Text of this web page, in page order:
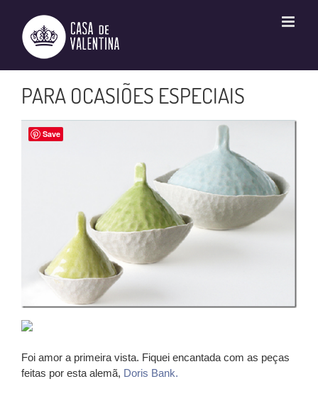
conteúdo
PARA OCASIÕES ESPECIAIS
Foi amor a primeira vista. Fiquei encantada com as peças
feitas por esta alemã, Doris Bank.
Save